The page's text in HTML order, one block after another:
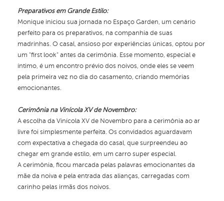
Preparativos em Grande Estilo:
Monique iniciou sua jornada no Espaço Garden, um cenário
perfeito para os preparativos, na companhia de suas
madrinhas. O casal, ansioso por experiências únicas, optou por
um "first look" antes da cerimônia. Esse momento, especial e
íntimo, é um encontro prévio dos noivos, onde eles se veem
pela primeira vez no dia do casamento, criando memórias
emocionantes.
Cerimônia na Vinícola XV de Novembro:
A escolha da Vinícola XV de Novembro para a cerimônia ao ar
livre foi simplesmente perfeita. Os convidados aguardavam
com expectativa a chegada do casal, que surpreendeu ao
chegar em grande estilo, em um carro super especial.
A cerimônia, ficou marcada pelas palavras emocionantes da
mãe da noiva e pela entrada das alianças, carregadas com
carinho pelas irmãs dos noivos.